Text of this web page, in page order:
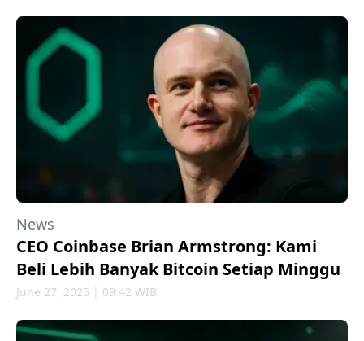
News
CEO Coinbase Brian Armstrong: Kami
Beli Lebih Banyak Bitcoin Setiap Minggu
June 27, 2025 | 09:42 WIB